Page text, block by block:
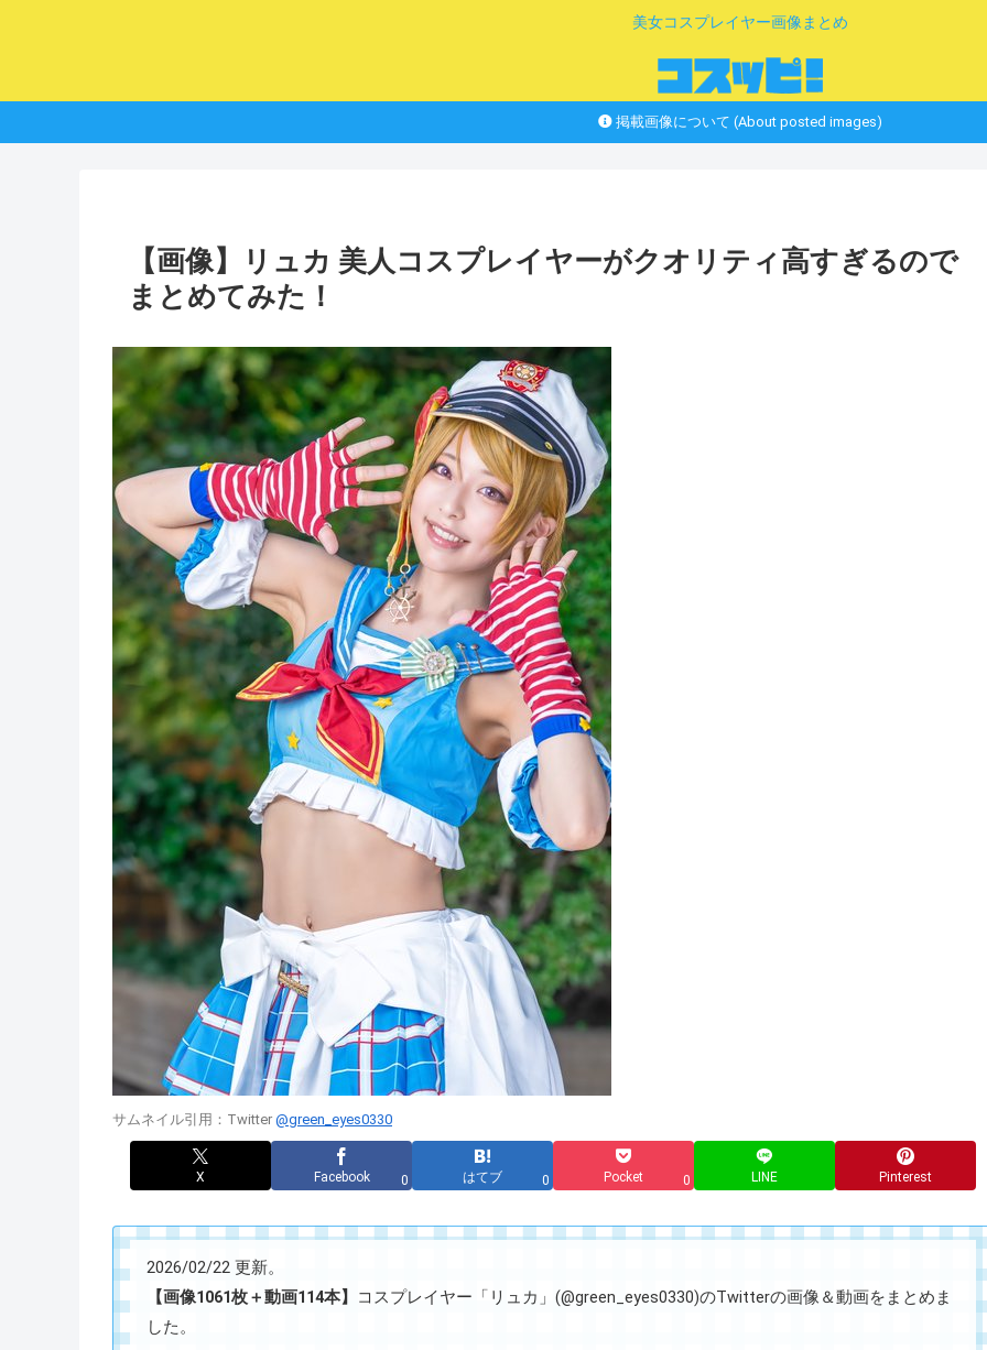
美女コスプレイヤー画像まとめ
掲載画像について (About posted images)
【画像】リュカ 美人コスプレイヤーがクオリティ高すぎるので
まとめてみた！
サムネイル引用：Twitter @green_eyes0330
X Facebook 0 はてブ 0 Pocket 0 LINE Pinterest
2026/02/22 更新。
【画像1061枚＋動画114本】
コスプレイヤー「リュカ」(@green_eyes0330)のTwitterの画像＆動画をまとめま
した。